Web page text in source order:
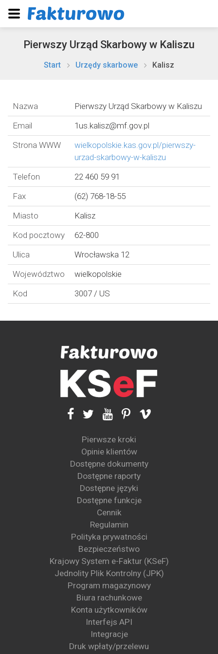
Pierwszy Urząd Skarbowy w Kaliszu
Start Urzędy skarbowe Kalisz
Nazwa
Pierwszy Urząd Skarbowy w Kaliszu
Email
1us.kalisz@mf.gov.pl
Strona WWW
wielkopolskie.kas.gov.pl/pierwszy-
urzad-skarbowy-w-kaliszu
Telefon
22 460 59 91
Fax
(62) 768-18-55
Miasto
Kalisz
Kod pocztowy
62-800
Ulica
Wrocławska 12
Województwo
wielkopolskie
Kod
3007 / US
Pierwsze kroki
Opinie klientów
Dostępne dokumenty
Dostępne raporty
Dostępne języki
Dostępne funkcje
Cennik
Regulamin
Polityka prywatności
Bezpieczeństwo
Krajowy System e-Faktur (KSeF)
Jednolity Plik Kontrolny (JPK)
Program magazynowy
Biura rachunkowe
Konta użytkowników
Interfejs API
Integracje
Druk wpłaty/przelewu